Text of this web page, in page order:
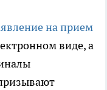
на прием
виде, а